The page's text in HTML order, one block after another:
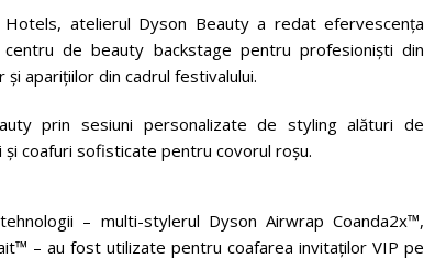
atelierul Dyson Beauty a redat efervescența
de beauty backstage pentru profesioniști din
aparițiilor din cadrul festivalului.
prin sesiuni personalizate de styling alături de
coafuri sofisticate pentru covorul roșu.
– multi-stylerul Dyson Airwrap Coanda2x™,
– au fost utilizate pentru coafarea invitaților VIP pe